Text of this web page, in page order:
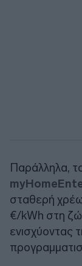
Παράλληλα,
σταθερή
€/kWh στη
ενισχύοντας